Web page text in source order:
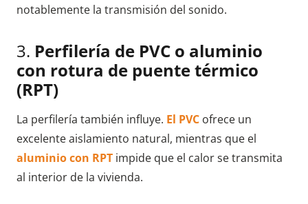
notablemente la transmisión del sonido.
3. Perfilería de PVC o aluminio
con rotura de puente térmico
(RPT)
La perfilería también influye. El PVC ofrece un
excelente aislamiento natural, mientras que el
aluminio con RPT impide que el calor se transmita
al interior de la vivienda.